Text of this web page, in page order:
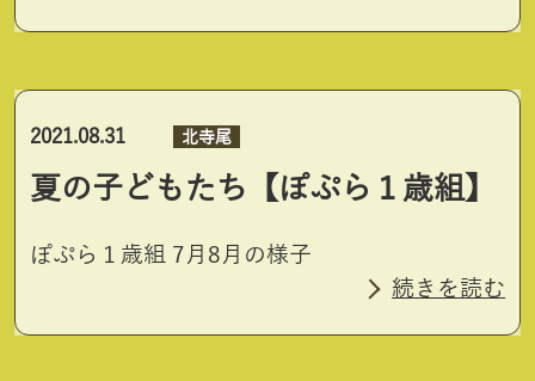
2021.08.31 北寺尾
夏の子どもたち【ぽぷら１歳組】
ぽぷら１歳組 7月8月の様子
続きを読む